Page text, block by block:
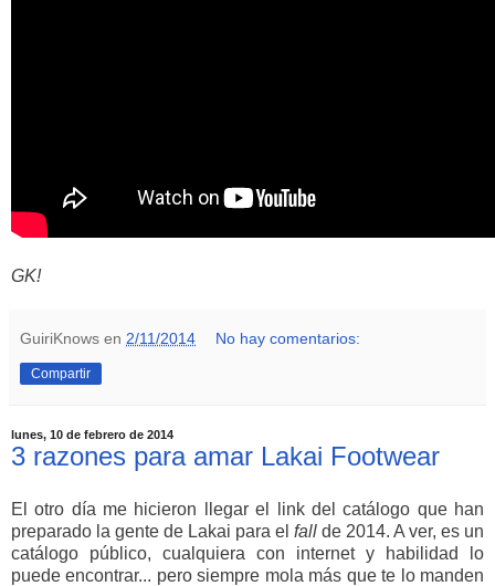
GK!
GuiriKnows en 2/11/2014 No hay comentarios:
Compartir
lunes, 10 de febrero de 2014
3 razones para amar Lakai Footwear
El otro día me hicieron llegar el link del catálogo que han
preparado la gente de Lakai para el fall de 2014. A ver, es un
catálogo público, cualquiera con internet y habilidad lo
puede encontrar... pero siempre mola más que te lo manden